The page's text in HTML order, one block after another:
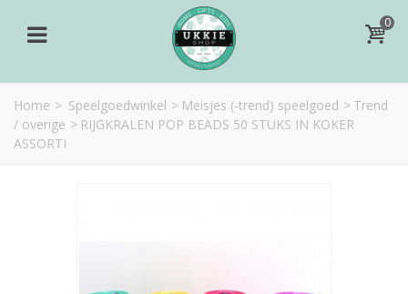
0
Home > Speelgoedwinkel > Meisjes (-trend) speelgoed > Trend
/ overige > RIJGKRALEN POP BEADS 50 STUKS IN KOKER
ASSORTI